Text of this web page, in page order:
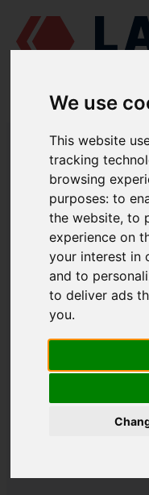
We use
This website
tracking
browsing
purposes:to
the website,to
experience on
your interest in
and to
to deliver ads
you.
LAUDAT SUPPLY/
LAUDAT
REPUESTOS
Rodamiento
Rodamiento
Casquillo de
Casquillo de sellado
Casquillo de sellado
Casquillo de
Anillo de pistón